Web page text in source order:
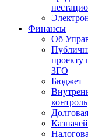
Финансы
Об
проекту
ЗГО
Бюджет
контроль